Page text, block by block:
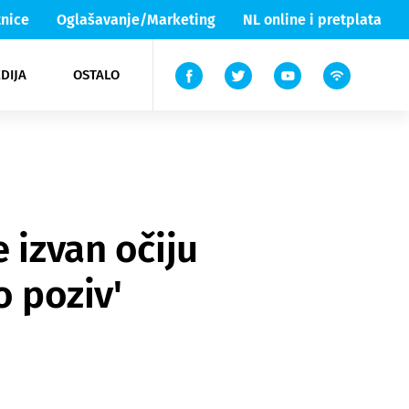
Oglašavanje/Marketing NL online i pretplata
OSTALO
Lika & Senj
TV
izvan očiju
poziv'